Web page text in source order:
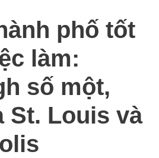
phố tốt
làm:
số một,
St. Louis và